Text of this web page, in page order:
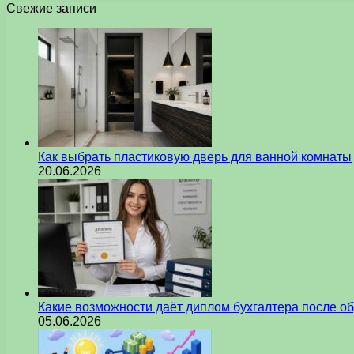
Свежие записи
Как выбрать пластиковую дверь для ванной комнаты
20.06.2026
Какие возможности даёт диплом бухгалтера после
05.06.2026